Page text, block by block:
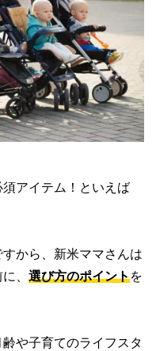
アイテム！といえば
から、新米ママさんは
、 選び方のポイントを
や子育てのライフスタ